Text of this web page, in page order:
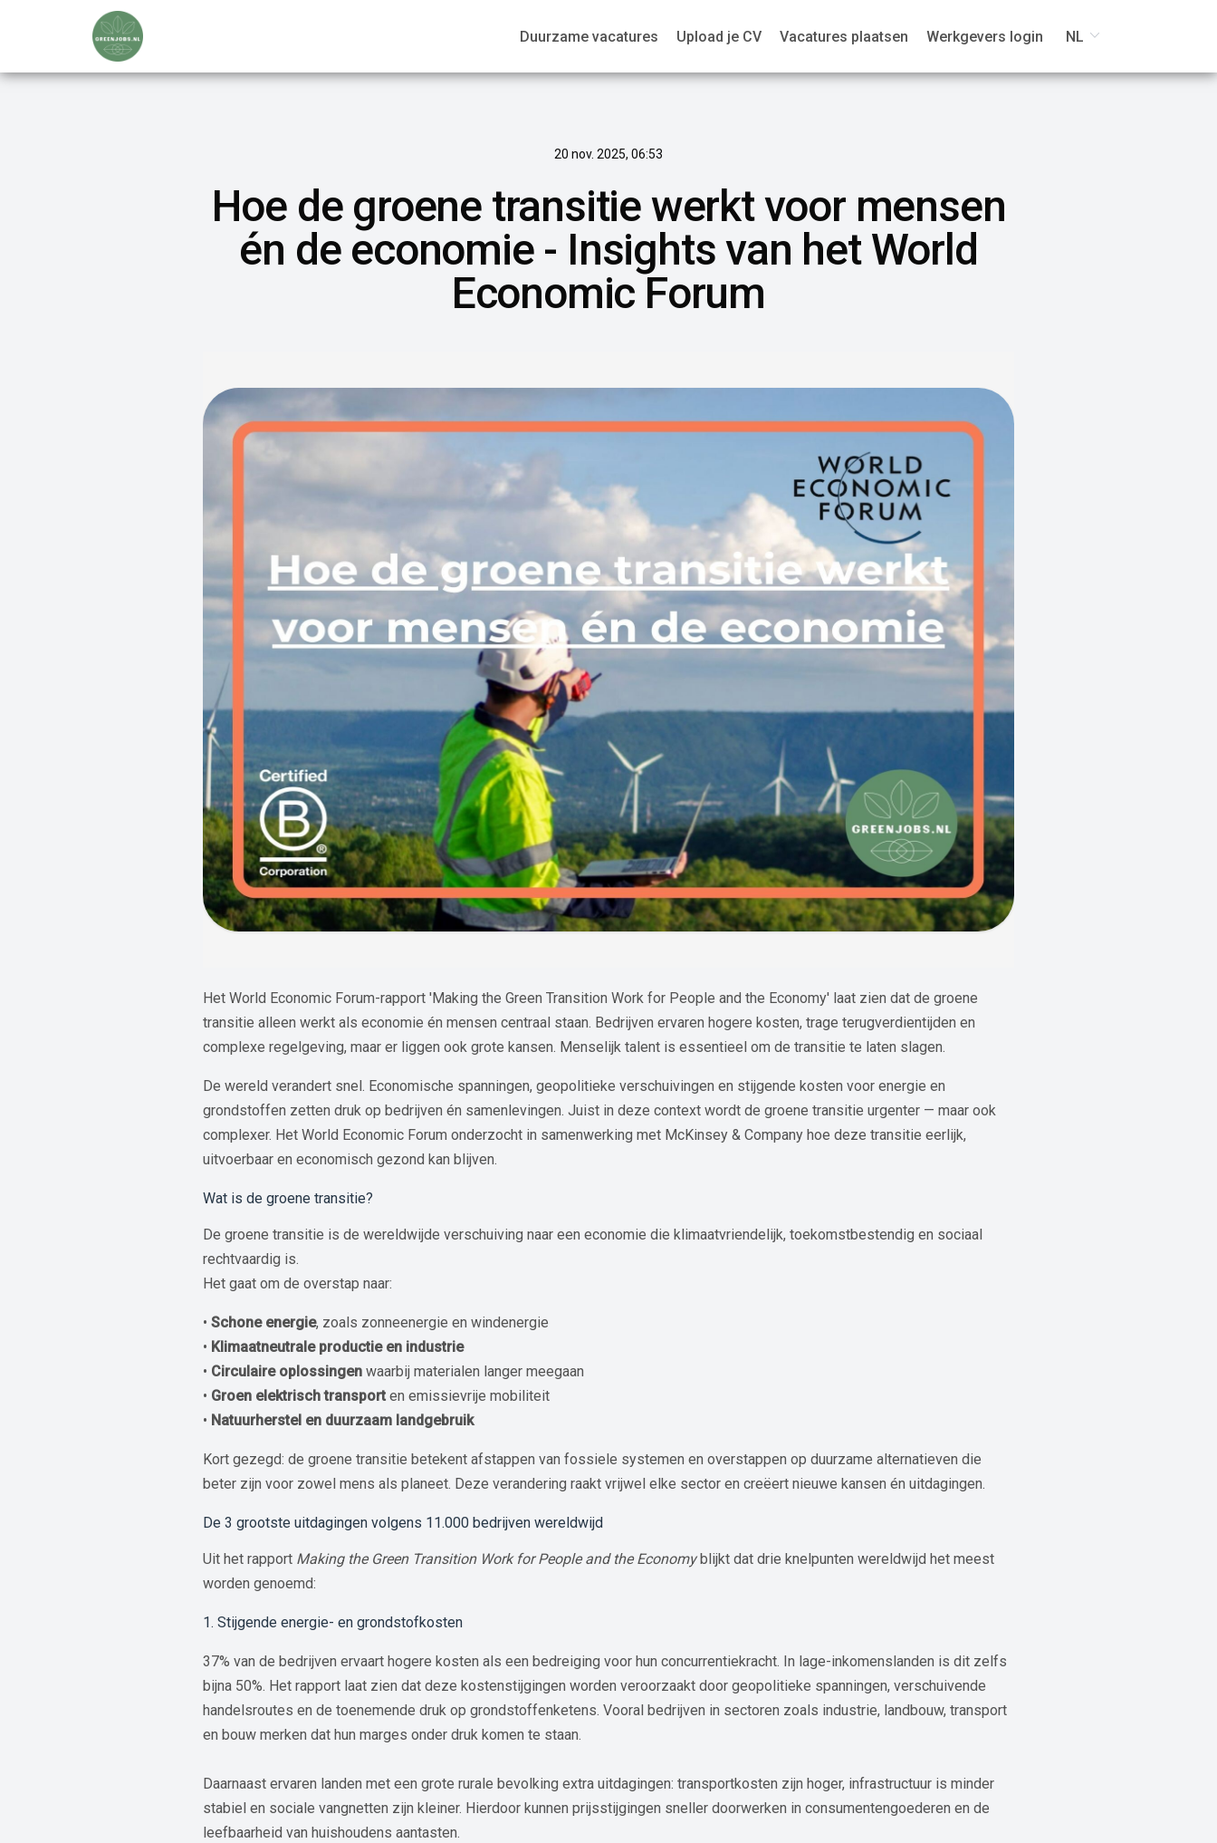
Duurzame vacatures Upload je CV Vacatures plaatsen Werkgevers login NL
20 nov. 2025, 06:53
Hoe de groene transitie werkt voor mensen
én de economie - Insights van het World
Economic Forum
Het World Economic Forum-rapport 'Making the Green Transition Work for People and the Economy' laat zien dat de groene
transitie alleen werkt als economie én mensen centraal staan. Bedrijven ervaren hogere kosten, trage terugverdientijden en
complexe regelgeving, maar er liggen ook grote kansen. Menselijk talent is essentieel om de transitie te laten slagen.
De wereld verandert snel. Economische spanningen, geopolitieke verschuivingen en stijgende kosten voor energie en
grondstoffen zetten druk op bedrijven én samenlevingen. Juist in deze context wordt de groene transitie urgenter — maar ook
complexer. Het World Economic Forum onderzocht in samenwerking met McKinsey & Company hoe deze transitie eerlijk,
uitvoerbaar en economisch gezond kan blijven.
Wat is de groene transitie?
De groene transitie is de wereldwijde verschuiving naar een economie die klimaatvriendelijk, toekomstbestendig en sociaal
rechtvaardig is.
Het gaat om de overstap naar:
• Schone energie, zoals zonneenergie en windenergie
• Klimaatneutrale productie en industrie
• Circulaire oplossingen waarbij materialen langer meegaan
• Groen elektrisch transport en emissievrije mobiliteit
• Natuurherstel en duurzaam landgebruik
Kort gezegd: de groene transitie betekent afstappen van fossiele systemen en overstappen op duurzame alternatieven die
beter zijn voor zowel mens als planeet. Deze verandering raakt vrijwel elke sector en creëert nieuwe kansen én uitdagingen.
De 3 grootste uitdagingen volgens 11.000 bedrijven wereldwijd
Uit het rapport Making the Green Transition Work for People and the Economyblijkt dat drie knelpunten wereldwijd het meest
worden genoemd:
1. Stijgende energie- en grondstofkosten
37% van de bedrijven ervaart hogere kosten als een bedreiging voor hun concurrentiekracht. In lage-inkomenslanden is dit zelfs
bijna 50%. Het rapport laat zien dat deze kostenstijgingen worden veroorzaakt door geopolitieke spanningen, verschuivende
handelsroutes en de toenemende druk op grondstoffenketens. Vooral bedrijven in sectoren zoals industrie, landbouw, transport
en bouw merken dat hun marges onder druk komen te staan.
Daarnaast ervaren landen met een grote rurale bevolking extra uitdagingen: transportkosten zijn hoger, infrastructuur is minder
stabiel en sociale vangnetten zijn kleiner. Hierdoor kunnen prijsstijgingen sneller doorwerken in consumentengoederen en de
leefbaarheid van huishoudens aantasten.